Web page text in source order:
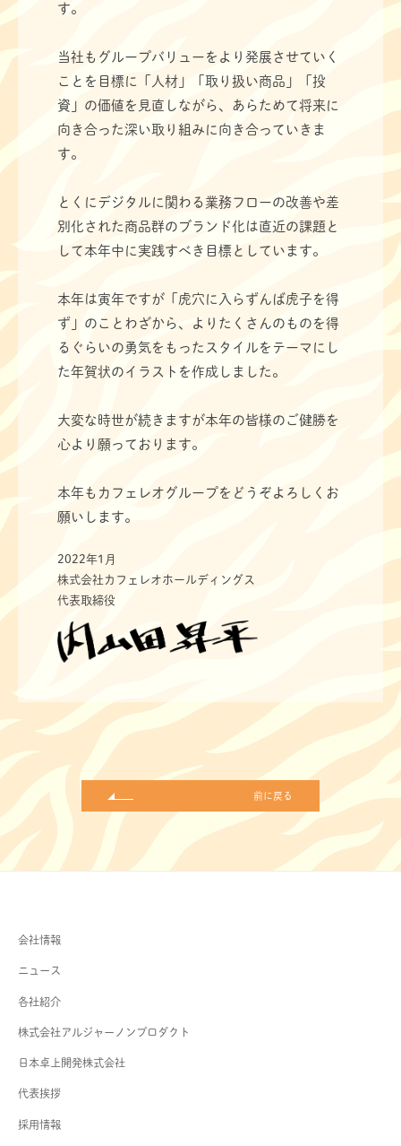
す。
当社もグループバリューをより発展させていく
ことを目標に「人材」「取り扱い商品」「投
資」の価値を見直しながら、あらためて将来に
向き合った深い取り組みに向き合っていきま
す。
とくにデジタルに関わる業務フローの改善や差
別化された商品群のブランド化は直近の課題と
して本年中に実践すべき目標としています。
本年は寅年ですが「虎穴に入らずんば虎子を得
ず」のことわざから、よりたくさんのものを得
るぐらいの勇気をもったスタイルをテーマにし
た年賀状のイラストを作成しました。
大変な時世が続きますが本年の皆様のご健勝を
心より願っております。
本年もカフェレオグループをどうぞよろしくお
願いします。
2022年1月
株式会社カフェレオホールディングス
代表取締役
前に戻る
会社情報
ニュース
各社紹介
株式会社アルジャーノンプロダクト
日本卓上開発株式会社
代表挨拶
採用情報